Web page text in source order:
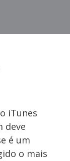
iTunes
deve
é um
o mais